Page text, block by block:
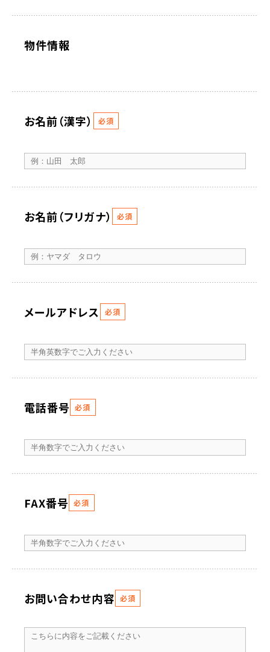
物件情報
お名前（漢字） 必須
お名前（フリガナ） 必須
メールアドレス 必須
電話番号 必須
FAX番号 必須
お問い合わせ内容 必須